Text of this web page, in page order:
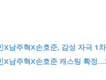
X남주혁X손호준, 감성 자극 1
X남주혁X손호준 캐스팅 확정